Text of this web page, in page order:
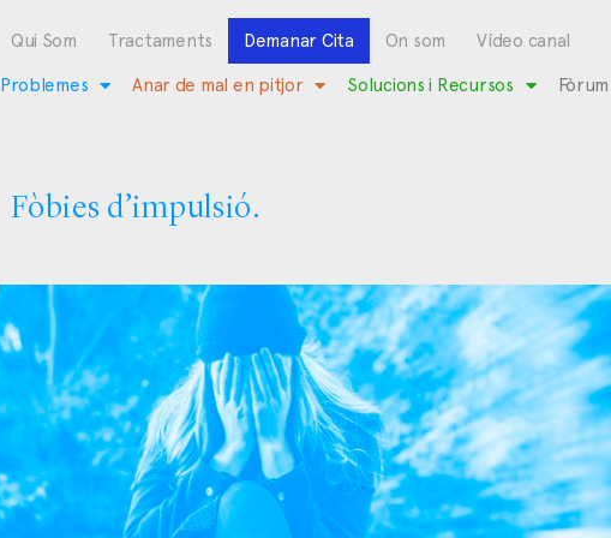
Qui Som Tractaments Demanar Cita On som Vídeo canal
Problemes Anar de mal en pitjor Solucions i Recursos Fòrum
Fòbies d’impulsió.